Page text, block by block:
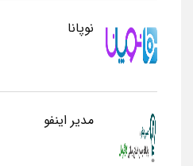
نوپانا
مدیر اینفو